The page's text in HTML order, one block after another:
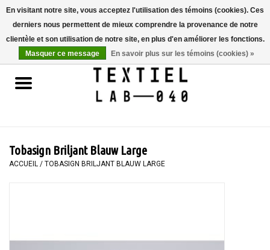
Accueil
LIVRES
PEINTURE
Tobasign Briljant Blauw Large
ACCUEIL / TOBASIGN BRILJANT BLAUW LARGE
En visitant notre site, vous acceptez l'utilisation des témoins (cookies). Ces
derniers nous permettent de mieux comprendre la provenance de notre
clientèle et son utilisation de notre site, en plus d'en améliorer les fonctions.
Masquer ce message
En savoir plus sur les témoins (cookies) »